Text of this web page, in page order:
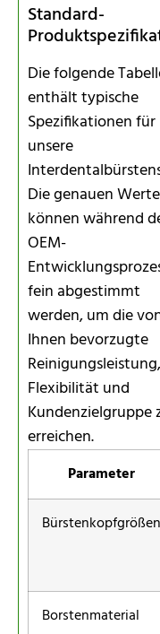
Standard-
Die folgende
enthält typische
Spezifikationen für
unsere
Die genauen Werte
können während
OEM-
fein abgestimmt
werden, um die
Ihnen bevorzugte
Reinigungsleistung,
Flexibilität und
Kundenzielgruppe
erreichen.
Parameter
Bürstenkopfgrößen
Borstenmaterial